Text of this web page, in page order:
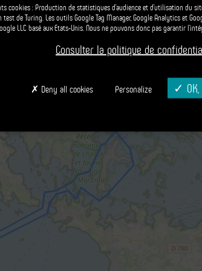
et visite tour du Golfe en
de la beauté des paysages et vous
Large.
cookies : Production de statistiques d’audience et d’utilisation du
test de Turing. Les outils Google Tag Manager, Google Analytics et
LLC basé aux Etats-Unis. Nous ne pouvons donc pas garantir
Consulter la politique de
Deny all cookies Personalize